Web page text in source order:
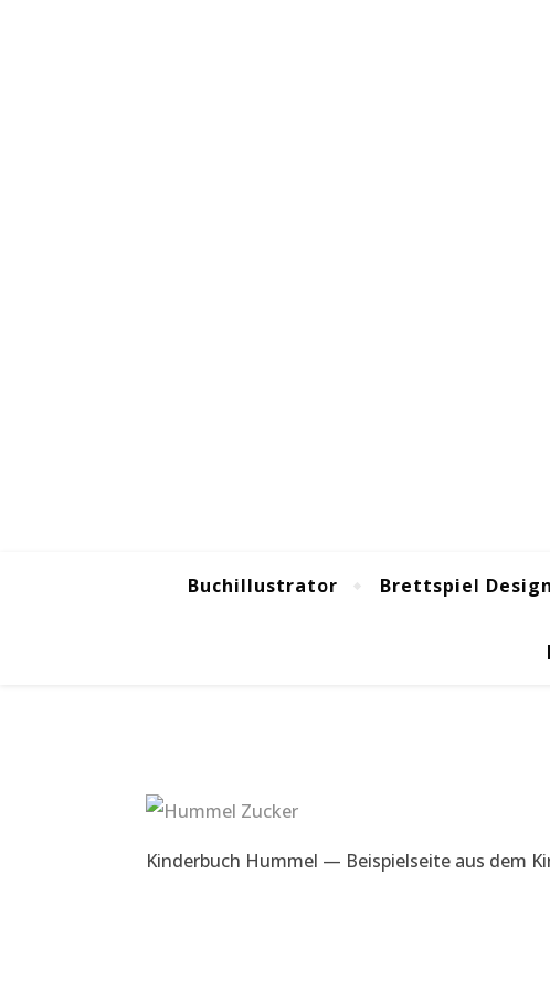
Buchillustrator Brettspiel
Kinderbuch Hummel — Beispielseite aus dem